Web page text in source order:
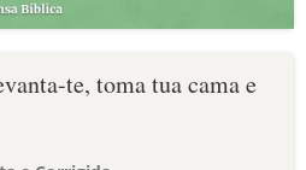
te, toma tua cama e